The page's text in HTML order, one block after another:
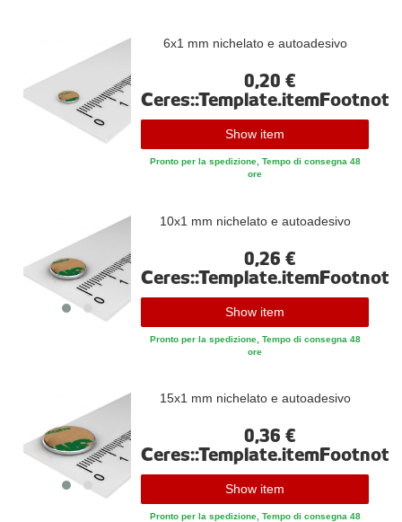
6x1 mm nichelato e autoadesivo
0,20 €
Ceres::Template.itemFootnote
Show item
Pronto per la spedizione, Tempo di consegna 48
ore
10x1 mm nichelato e autoadesivo
0,26 €
Ceres::Template.itemFootnote
Show item
Pronto per la spedizione, Tempo di consegna 48
ore
15x1 mm nichelato e autoadesivo
0,36 €
Ceres::Template.itemFootnote
Show item
Pronto per la spedizione, Tempo di consegna 48